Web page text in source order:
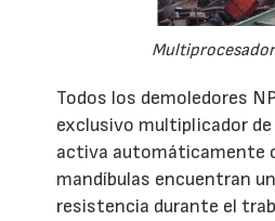
Todos los demoledores
exclusivo multiplicador de
activa automáticamente
mandíbulas encuentran
resistencia durante el